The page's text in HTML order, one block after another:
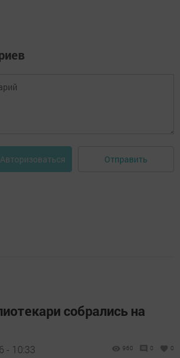
Авторизоваться Отправить
собрались на
- 10:33 960 0 0